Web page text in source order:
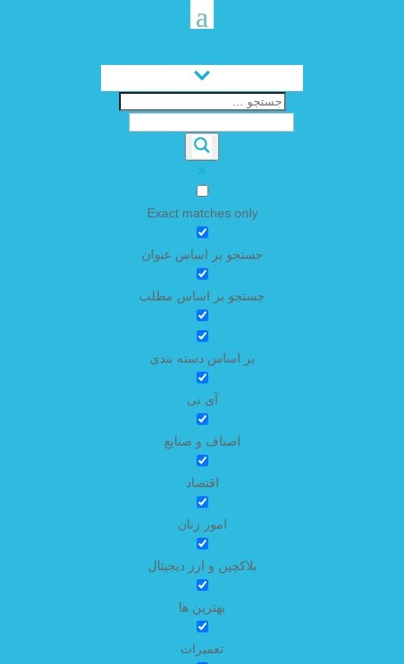
Exact matches only
جستجو بر اساس عنوان
جستجو بر اساس مطلب
بر اساس دسته بندی
آی تی
اصناف و صنایع
اقتصاد
امور زنان
بلاکچین و ارز دیجیتال
بهترین ها
تعمیرات